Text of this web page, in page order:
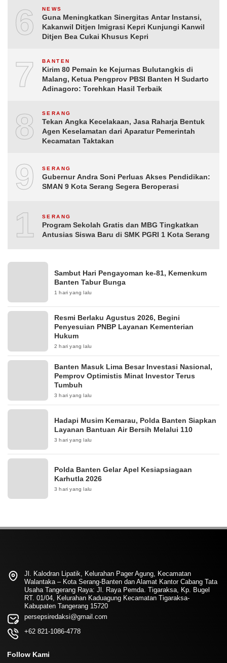
6 NEWS
Guna Meningkatkan Sinergitas Antar Instansi,
Kakanwil Ditjen Imigrasi Kepri Kunjungi Kanwil
Ditjen Bea Cukai Khusus Kepri
7 BANTEN
Kirim 80 Pemain ke Kejurnas Bulutangkis di
Malang, Ketua Pengprov PBSI Banten H Sudarto
Adinagoro: Torehkan Hasil Terbaik
8 SERANG
Tekan Angka Kecelakaan, Jasa Raharja Bentuk
Agen Keselamatan dari Aparatur Pemerintah
Kecamatan Taktakan
9 SERANG
Gubernur Andra Soni Perluas Akses Pendidikan:
SMAN 9 Kota Serang Segera Beroperasi
10SERANG
Program Sekolah Gratis dan MBG Tingkatkan
Antusias Siswa Baru di SMK PGRI 1 Kota Serang
Sambut Hari Pengayoman ke-81, Kemenkum
Banten Tabur Bunga
1 hari yang lalu
Resmi Berlaku Agustus 2026, Begini
Penyesuian PNBP Layanan Kementerian
Hukum
2 hari yang lalu
Banten Masuk Lima Besar Investasi Nasional,
Pemprov Optimistis Minat Investor Terus
Tumbuh
3 hari yang lalu
Hadapi Musim Kemarau, Polda Banten Siapkan
Layanan Bantuan Air Bersih Melalui 110
3 hari yang lalu
Polda Banten Gelar Apel Kesiapsiagaan
Karhutla 2026
3 hari yang lalu
Jl. Kalodran Lipatik, Kelurahan Pager Agung, Kecamatan
Walantaka – Kota Serang-Banten dan Alamat Kantor Cabang Tata
Usaha Tangerang Raya: Jl. Raya Pemda. Tigaraksa, Kp. Bugel
RT. 01/04, Kelurahan Kaduagung Kecamatan Tigaraksa-
Kabupaten Tangerang 15720
persepsiredaksi@gmail.com
+62 821-1086-4778
Follow Kami